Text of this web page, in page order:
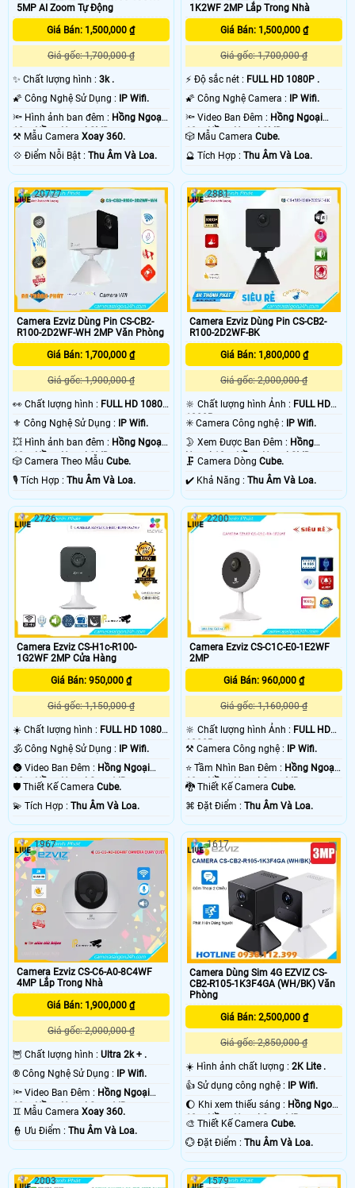
5MP AI Zoom Tự Động
Giá Bán: 1,500,000 ₫
Giá gốc: 1,700,000 ₫
✨ Chất lượng hình : 3k .
🌠 Công Nghệ Sử Dụng :
IP Wifi.
🔦 Hình ảnh ban đêm : Hồng Ngoại
10m Hồng Ngoại SMD.
⚒ Mẫu Camera Xoay 360.
️💠 Điểm Nỗi Bật : Thu Âm Và Loa.
1K2WF 2MP Lắp Trong Nhà
Giá Bán: 1,500,000 ₫
Giá gốc: 1,700,000 ₫
️⚡ Độ sắc nét : FULL HD 1080P .
🌠 Công Nghệ Camera :
IP Wifi.
🔦 Video Ban Đêm : Hồng Ngoại
10m Hồng Ngoại SMD.
🎲 Mẫu CameraCube.
️🔮 Tích Hợp :Thu Âm Và Loa.
Camera Ezviz Dùng Pin CS-CB2-
R100-2D2WF-WH 2MP Văn Phòng
Giá Bán: 1,700,000 ₫
Giá gốc: 1,900,000 ₫
️👀 Chất lượng hình : FULL HD 1080P
⚜️ Công Nghệ Sử Dụng :
IP Wifi.
💥 Hình ảnh ban đêm : Hồng Ngoại
10m Hồng Ngoại SMD.
🎲 Camera Theo Mẫu Cube.
️🎙 Tích Hợp : Thu Âm Và Loa.
20777
Camera Ezviz Dùng Pin CS-CB2-
R100-2D2WF-BK
Giá Bán: 1,800,000 ₫
Giá gốc: 2,000,000 ₫
🔆 Chất lượng hình Ảnh : FULL HD
1080P .
✳️ Camera Công nghệ :
IP Wifi.
🌛 Xem Được Ban Đêm : Hồng
Ngoại 10m Hồng Ngoại SMD.
🗜️ Camera DòngCube.
️✔️ Khả Năng :Thu Âm Và Loa.
2881
Camera Ezviz CS-H1c-R100-
1G2WF 2MP Cửa Hàng
Giá Bán: 950,000 ₫
Giá gốc: 1,150,000 ₫
☀️ Chất lượng hình : FULL HD 1080P
🕉️ Công Nghệ Sử Dụng : IP Wifi.
🌚 Video Ban Đêm : Hồng Ngoại
10m Hồng Ngoại Smart IR.
🛡 Thiết Kế Camera Cube.
️💫 Tích Hợp : Thu Âm Và Loa.
2726
Camera Ezviz CS-C1C-E0-1E2WF
2MP
Giá Bán: 960,000 ₫
Giá gốc: 1,160,000 ₫
🔆 Chất lượng hình Ảnh : FULL HD
1080P .
⚒ Camera Công nghệ : IP Wifi.
⭐ Tầm Nhìn Ban Đêm : Hồng Ngoại
10m Hồng Ngoại Smart IR.
🐉️ Thiết Kế CameraCube.
️⌘ Đặt Điểm :Thu Âm Và Loa.
2200
Camera Ezviz CS-C6-A0-8C4WF
4MP Lắp Trong Nhà
Giá Bán: 1,900,000 ₫
Giá gốc: 2,000,000 ₫
🦉 Chất lượng hình : Ultra 2k + .
®️ Công Nghệ Sử Dụng : IP Wifi.
🔦 Video Ban Đêm : Hồng Ngoại
10m Hồng Ngoại Smart IR.
♊ Mẫu Camera Xoay 360.
️👮 Ưu Điểm : Thu Âm Và Loa.
1967
Camera Dùng Sim 4G EZVIZ CS-
CB2-R105-1K3F4GA (WH/BK) Văn
Phòng
Giá Bán: 2,500,000 ₫
Giá gốc: 2,850,000 ₫
☀️ Hình ảnh chất lượng :2K Lite .
👍 Sử dụng công nghệ :
IP Wifi.
🌔 Khi xem thiếu sáng : Hồng Ngoại
10m Hồng Ngoại Smart IR.
🎨 Thiết Kế CameraCube.
️💮 Đặt Điểm :Thu Âm Và Loa.
1617
2003 1579